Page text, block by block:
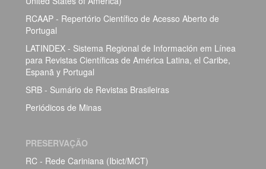
RCAAP - Repertório Científico de Acesso Aberto de
Portugal
LATINDEX - Sistema Regional de Información em Línea
para Revistas Científicas de América Latina, el Caribe,
Espanã y Portugal
SRB - Sumário de Revistas Brasileiras
Periódicos de Minas
PRESERVAÇÃO
RC - Rede Cariniana (Ibict/MCT)